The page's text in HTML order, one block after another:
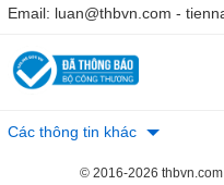
Email: luan@thbvn.com -
Các thông tin khác
© 2016-2026